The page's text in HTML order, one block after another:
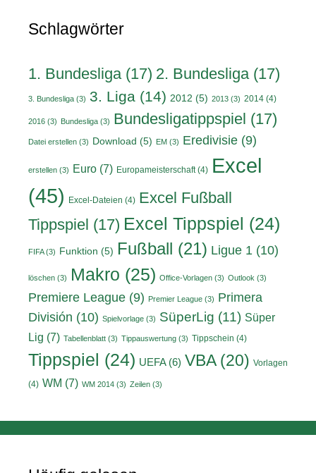
Schlagwörter
1. Bundesliga(17) 2. Bundesliga(17)
3. Bundesliga (3) 3. Liga (14) 2012 (5) 2013 (3) 2014 (4)
2016 (3) Bundesliga (3) Bundesligatippspiel (17)
Datei erstellen (3) Download (5) EM (3) Eredivisie (9)
erstellen (3) Euro (7) Europameisterschaft(4) Excel
(45)
Excel-Dateien (4) Excel Fußball
Tippspiel (17) Excel Tippspiel (24)
FIFA(3) Funktion (5) Fußball (21) Ligue 1 (10)
löschen (3) Makro (25) Office-Vorlagen (3) Outlook (3)
Premiere League (9) Premier League (3) Primera
División (10) Spielvorlage (3) SüperLig (11) Süper
Lig (7) Tabellenblatt (3) Tippauswertung (3) Tippschein (4)
Tippspiel (24) UEFA(6) VBA(20) Vorlagen
(4) WM (7) WM 2014 (3) Zeilen (3)